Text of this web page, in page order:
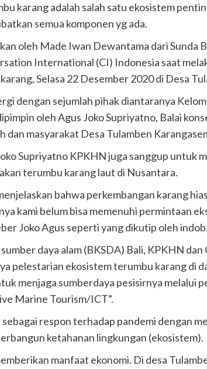
karang adalah salah satu ekosistem
semua komponen yg ada.
oleh Made Iwan Dewantama dari Sunda
International (CI) Indonesia saat
Selasa 22 Desember 2020 di Desa
dengan sejumlah pihak diantaranya
oleh Agus Joko Supriyatno, Balai
dan masyarakat Desa Tulamben
Supriyatno KPKHN juga sanggup untuk
terumbu karang laut di Nusantara.
bahwa perkembangan karang
kami belum bisa memenuhi permintaan
Joko Agus seperti yang dikutip oleh
daya alam (BKSDA) Bali, KPKHN
pelestarian ekosistem terumbu karang di
menjaga sumberdaya pesisirnya melalui
Marine Tourism/ICT”.
respon terhadap pandemi dengan
ketahanan lingkungan (ekosistem).
manfaat ekonomi. Di desa